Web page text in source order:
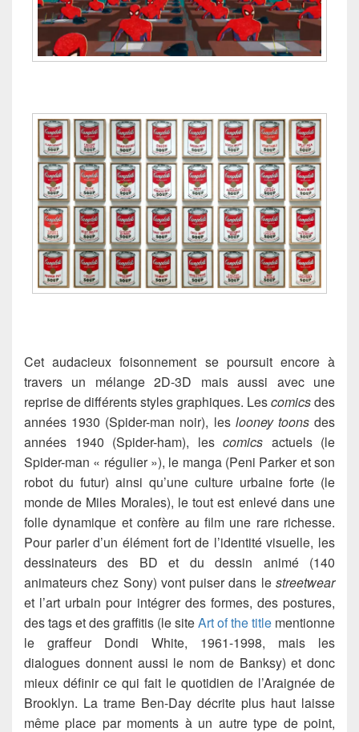
Cet audacieux foisonnement se poursuit encore à
travers un mélange 2D-3D mais aussi avec une
reprise de différents styles graphiques. Lescomicsdes
années 1930 (Spider-man noir), les looney toonsdes
années 1940 (Spider-ham), les comics actuels (le
Spider-man « régulier »), le manga (Peni Parker et son
robot du futur) ainsi qu’une culture urbaine forte (le
monde de Miles Morales), le tout est enlevé dans une
folle dynamique et confère au film une rare richesse.
Pour parler d’un élément fort de l’identité visuelle, les
dessinateurs des BD et du dessin animé (140
animateurs chez Sony) vont puiser dans le streetwear
et l’art urbain pour intégrer des formes, des postures,
des tags et des graffitis (le siteArt of the title mentionne
le graffeur Dondi White, 1961-1998, mais les
dialogues donnent aussi le nom de Banksy) et donc
mieux définir ce qui fait le quotidien de l’Araignée de
Brooklyn. La trame Ben-Day décrite plus haut laisse
même place par moments à un autre type de point,